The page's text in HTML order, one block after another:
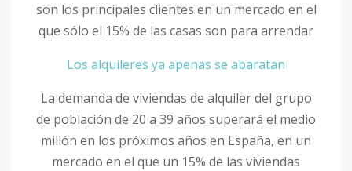
son los principales clientes en un mercado en el
que sólo el 15% de las casas son para arrendar
Los alquileres ya apenas se abaratan
La demanda de viviendas de alquiler del grupo
de población de 20 a 39 años superará el medio
millón en los próximos años en España, en un
mercado en el que un 15% de las viviendas